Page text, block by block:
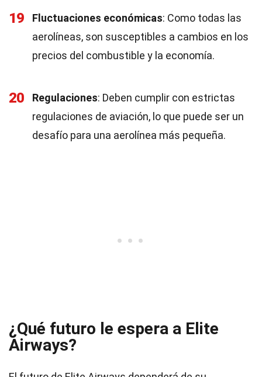
19 Fluctuaciones económicas: Como todas las
aerolíneas, son susceptibles a cambios en los
precios del combustible y la economía.
20 Regulaciones: Deben cumplir con estrictas
regulaciones de aviación, lo que puede ser un
desafío para una aerolínea más pequeña.
¿Qué futuro le espera a Elite
Airways?